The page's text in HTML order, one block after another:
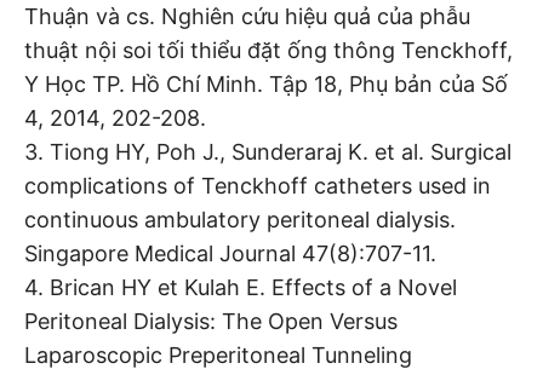
Thuận và cs. Nghiên cứu hiệu quả của phẫu
thuật nội soi tối thiểu đặt ống thông Tenckhoff,
Y Học TP. Hồ Chí Minh. Tập 18, Phụ bản của Số
4, 2014, 202-208.
3. Tiong HY, Poh J., Sunderaraj K. et al. Surgical
complications of Tenckhoff catheters used in
continuous ambulatory peritoneal dialysis.
Singapore Medical Journal 47(8):707-11.
4. Brican HY et Kulah E. Effects of a Novel
Peritoneal Dialysis: The Open Versus
Laparoscopic Preperitoneal Tunneling